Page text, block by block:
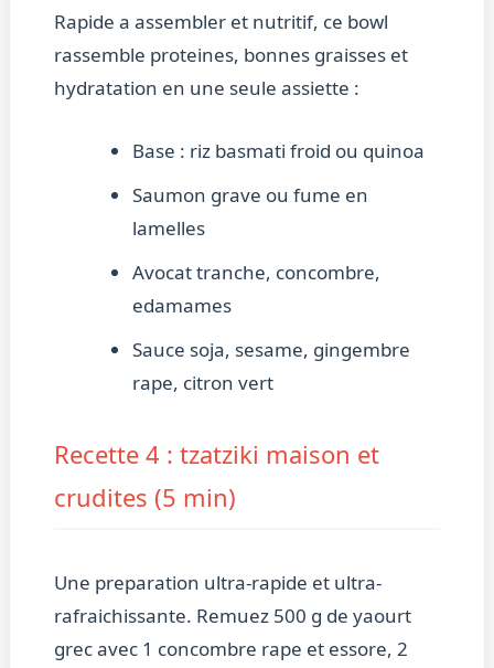
Rapide a assembler et nutritif, ce bowl
rassemble proteines, bonnes graisses et
hydratation en une seule assiette :
Base : riz basmati froid ou quinoa
Saumon grave ou fume en
lamelles
Avocat tranche, concombre,
edamames
Sauce soja, sesame, gingembre
rape, citron vert
Recette 4 : tzatziki maison et
crudites (5 min)
Une preparation ultra-rapide et ultra-
rafraichissante. Remuez 500 g de yaourt
grec avec 1 concombre rape et essore, 2